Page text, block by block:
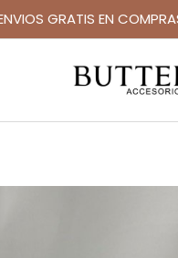
GRATIS EN